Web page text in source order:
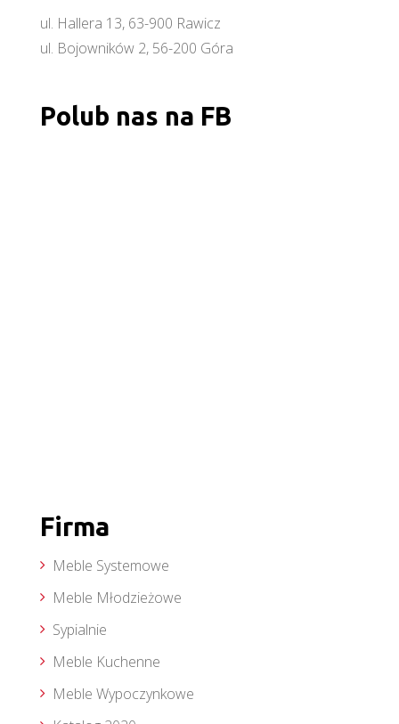
ul. Hallera 13, 63-900 Rawicz
ul. Bojowników 2, 56-200 Góra
Polub nas na FB
Firma
Meble Systemowe
Meble Młodzieżowe
Sypialnie
Meble Kuchenne
Meble Wypoczynkowe